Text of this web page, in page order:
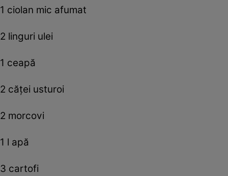
1 ciolan mic afumat
2 linguri ulei
1 ceapă
2 căţei usturoi
2 morcovi
1 l apă
3 cartofi